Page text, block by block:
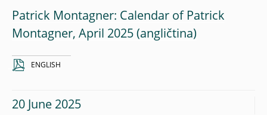
Patrick Montagner: Calendar of Patrick
Montagner, April 2025
ENGLISH
20 June 2025